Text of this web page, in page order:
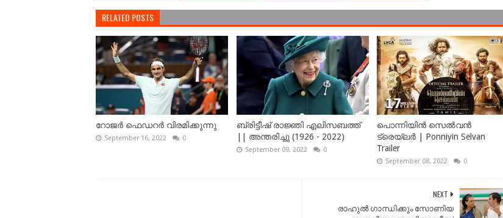
RELATED POSTS
റോജർ ഫെഡറർ വിരമിക്കുന്നു
September 16, 2022 0
ബ്രിട്ടീഷ് രാജ്ഞി എലിസബത്ത്
|| അന്തരിച്ചു (1926 - 2022)
September 09, 2022 0
പൊന്നിയിൻ സെൽവൻ
ട്രെയ്‌ലർ | Ponniyin Selvan
Trailer
September 08, 2022 0
NEXT
രാഹുൽ ഗാന്ധിക്കും സോണിയ